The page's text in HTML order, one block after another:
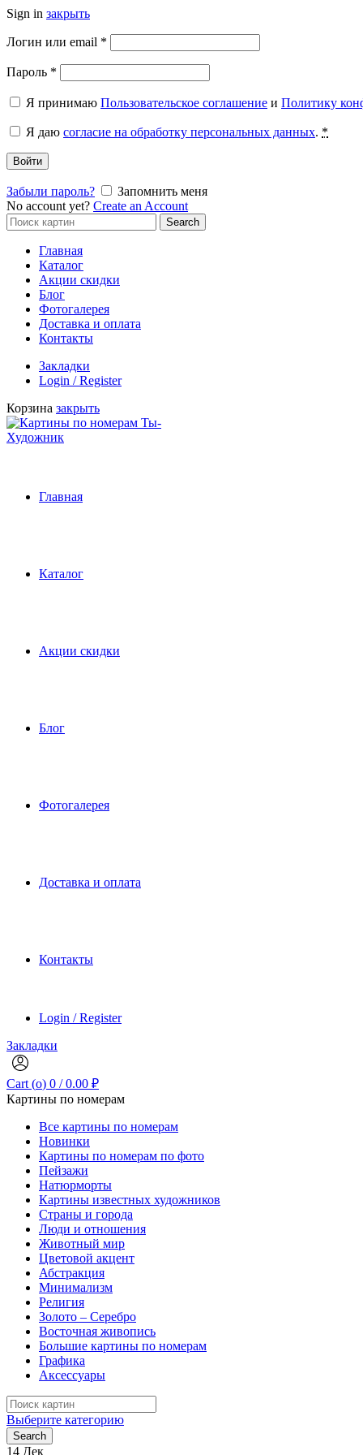
Sign in закрыть
Логин или email *
Пароль *
Я принимаю Пользовательское соглашение и Политику
Я даю согласие на обработку персональных данных. *
Войти
Забыли пароль?
Запомнить меня
No account yet? Create an Account
Search
for:
Search
Главная
Каталог
Акции скидки
Блог
Фотогалерея
Доставка и оплата
Контакты
Закладки
Login / Register
Корзина закрыть
Главная
Каталог
Акции скидки
Блог
Фотогалерея
Доставка и оплата
Контакты
Login / Register
Закладки
Cart (o) 0 / 0.00 ₽
Картины по номерам
Все картины по номерам
Новинки
Картины по номерам по фото
Пейзажи
Натюрморты
Картины известных художников
Страны и города
Люди и отношения
Животный мир
Цветовой акцент
Абстракция
Минимализм
Религия
Золото – Серебро
Восточная живопись
Большие картины по номерам
Графика
Аксессуары
Search
for:
Выберите категорию
Search
14 Дек